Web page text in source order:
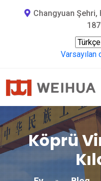
Changyuan Şehri,
Varsayılan
Köprü